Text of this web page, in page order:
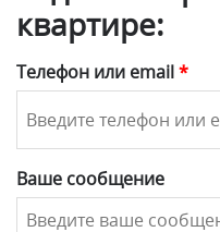
квартире:
Телефон или email*
Ваше сообщение